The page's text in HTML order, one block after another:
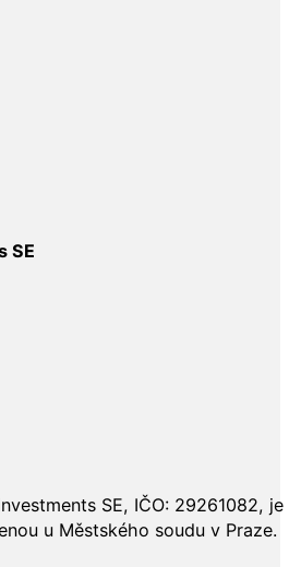
SE
SE, IČO: 29261082,
u Městského soudu v Praze.